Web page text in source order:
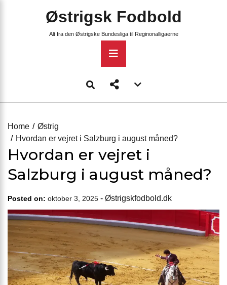
Østrigsk Fodbold
Alt fra den Østrigske Bundesliga til Reginonalligaerne
Primary
Menu
menu
Home
Østrig
Hvordan er vejret i Salzburg i august måned?
Hvordan er vejret i
Salzburg i august måned?
Posted on: oktober 3, 2025 - Østrigskfodbold.dk